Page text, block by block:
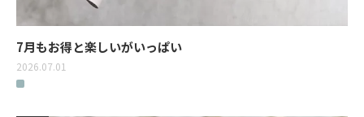
7月もお得と楽しいがいっぱい
2026.07.01